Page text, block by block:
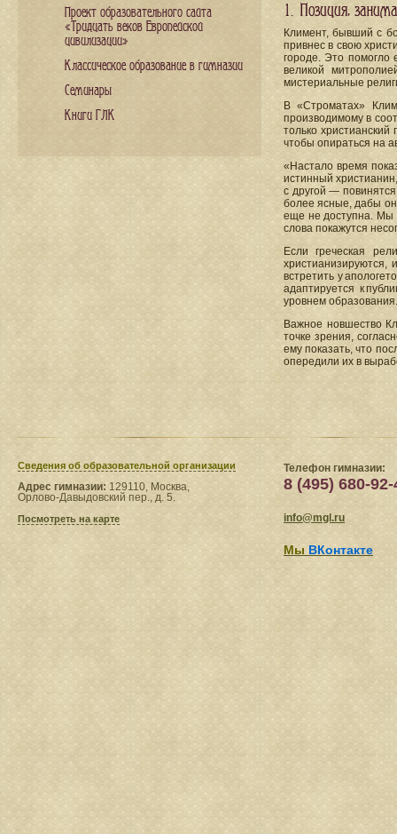
1. Позиция,
Климент, бывший с
привнес в свою
городе. Это помогло
великой
мистериальные
В «Строматах»
производимому в
только христианский
чтобы опираться на
«Настало время
истинный
с другой —
более ясные, дабы
еще не доступна. Мы
слова покажутся
Если греческая
встретить у
адаптируется к
уровнем образования.
Важное новшество
точке зрения,
ему показать, что
опередили их в
Проект образовательного сайта
«Тридцать веков Европейской
цивилизации»
Классическое образование в гимназии
Семинары
Книги ГЛК
Сведения​ об образовательной организации
Адрес гимназии: 129110, Москва,
Орлово-Давыдовский пер., д. 5.
Посмотреть на карте
Телефон гимназии:
8 (495) 680-92-
info@mgl.ru
Мы ВКонтакте